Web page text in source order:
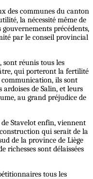
des communes du canton
la nécessité même de
précédents,
par le conseil provincial
sont réunis tous les
qui porteront la fertilité
communication, ils sont
ardoises de Salin, et leurs
au grand préjudice de
Stavelot enfin, viennent
qui serait de la
de la province de Liège
richesses sont délaissées
tous les